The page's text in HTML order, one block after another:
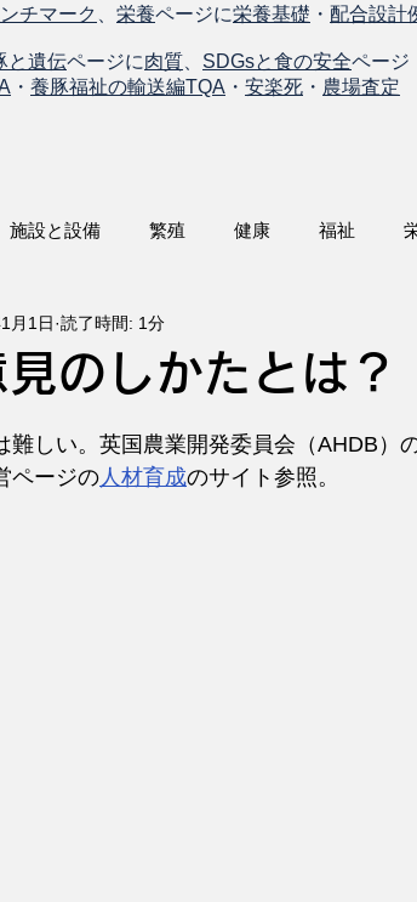
チマーク 栄養ページに栄養基礎 ・ 配合設計
と遺伝ページに肉質 SDGsと食の安全ページ
・ 養豚福祉の輸送編TQA ・ 安楽死 ・ 農場査定
施設と設備 繁殖 健康 福祉
のしかたとは？
月1日 読了時間: 1分
しい。英国農業開発委員会（AHDB）
ページの人材育成のサイト参照。